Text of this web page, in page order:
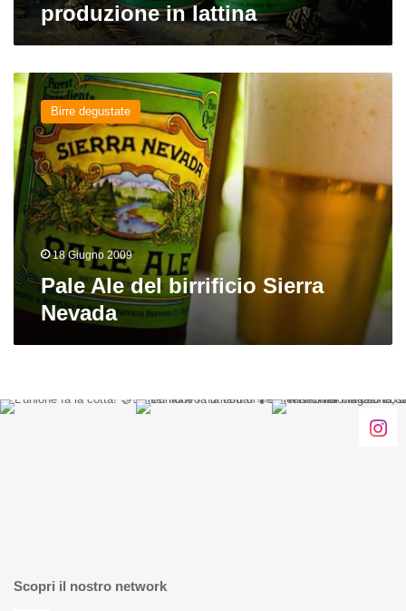
produzione in lattina
Pale
Ale
del
birrificio
Sierra
Nevada
Birre degustate
18 Giugno 2009
Pale Ale del birrificio Sierra
Nevada
Scopri il nostro network